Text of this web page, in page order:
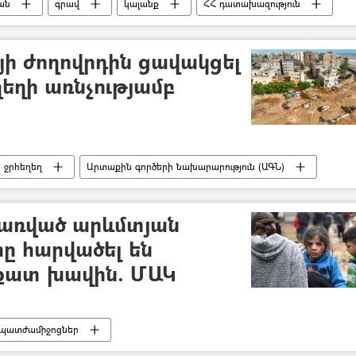
գրավ կալանք ՀՀ դատախազություն
ժողովրդին ցավակցել
առնչությամբ
ջրհեղեղ Արտաքին գործերի նախարարություն (ԱԳՆ)
արևմտյան
հարվածել են
խավին. ՄԱԿ
(ՄԱԿ)